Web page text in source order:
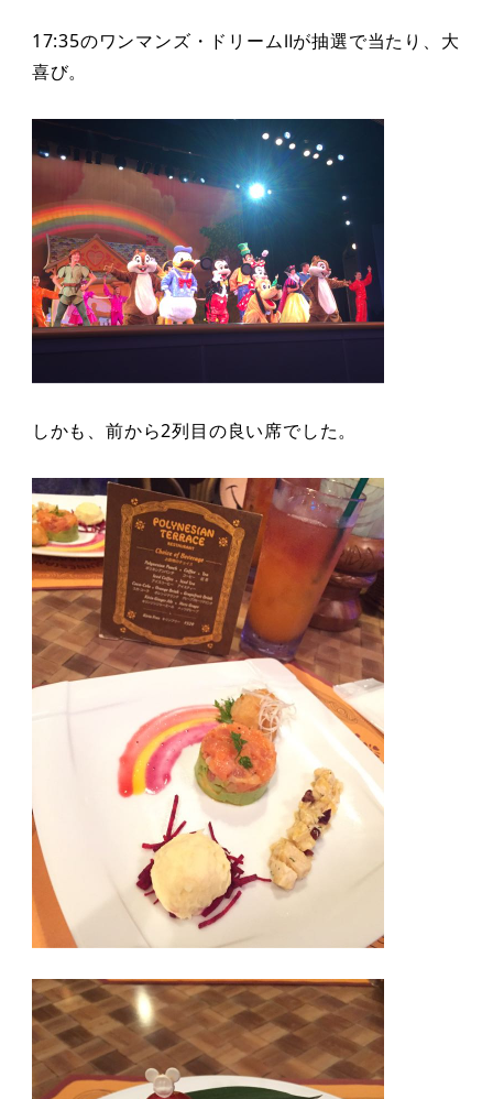
17:35のワンマンズ・ドリームⅡが抽選で当たり、大
喜び。
しかも、前から2列目の良い席でした。